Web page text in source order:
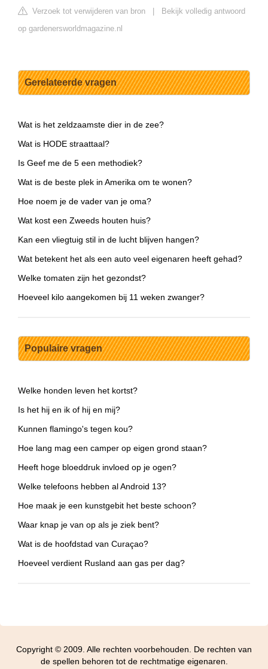
Verzoek tot verwijderen van bron
Bekijk volledig antwoord
op gardenersworldmagazine.nl
Gerelateerde vragen
Wat is het zeldzaamste dier in de zee?
Wat is HODE straattaal?
Is Geef me de 5 een methodiek?
Wat is de beste plek in Amerika om te wonen?
Hoe noem je de vader van je oma?
Wat kost een Zweeds houten huis?
Kan een vliegtuig stil in de lucht blijven hangen?
Wat betekent het als een auto veel eigenaren heeft gehad?
Welke tomaten zijn het gezondst?
Hoeveel kilo aangekomen bij 11 weken zwanger?
Populaire vragen
Welke honden leven het kortst?
Is het hij en ik of hij en mij?
Kunnen flamingo's tegen kou?
Hoe lang mag een camper op eigen grond staan?
Heeft hoge bloeddruk invloed op je ogen?
Welke telefoons hebben al Android 13?
Hoe maak je een kunstgebit het beste schoon?
Waar knap je van op als je ziek bent?
Wat is de hoofdstad van Curaçao?
Hoeveel verdient Rusland aan gas per dag?
Copyright © 2009. Alle rechten voorbehouden. De rechten van
de spellen behoren tot de rechtmatige eigenaren.